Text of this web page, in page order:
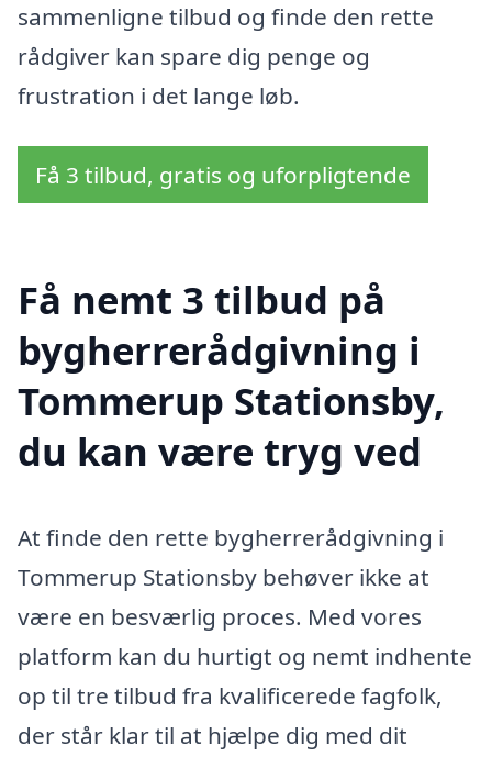
sammenligne tilbud og finde den rette
rådgiver kan spare dig penge og
frustration i det lange løb.
Få 3 tilbud, gratis og uforpligtende
Få nemt 3 tilbud på
bygherrerådgivning i
Tommerup Stationsby,
du kan være tryg ved
At finde den rette bygherrerådgivning i
Tommerup Stationsby behøver ikke at
være en besværlig proces. Med vores
platform kan du hurtigt og nemt indhente
op til tre tilbud fra kvalificerede fagfolk,
der står klar til at hjælpe dig med dit